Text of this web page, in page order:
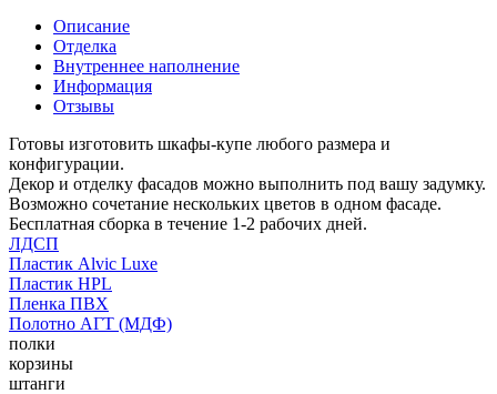
Описание
Отделка
Внутреннее наполнение
Информация
Отзывы
Готовы изготовить шкафы-купе любого размера и
конфигурации.
Декор и отделку фасадов можно выполнить под вашу задумку.
Возможно сочетание нескольких цветов в одном фасаде.
Бесплатная сборка в течение 1-2 рабочих дней.
ЛДСП
Пластик Alvic Luxe
Пластик HPL
Пленка ПВХ
Полотно АГТ (МДФ)
полки
корзины
штанги